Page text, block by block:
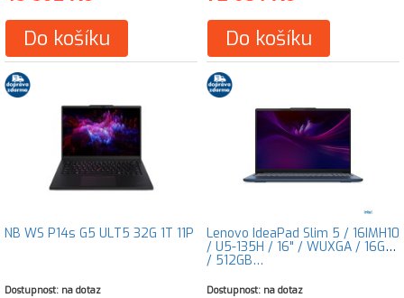
Do košíku Do košíku
NB WS P14s G5 ULT5 32G 1T 11P
Dostupnost: na dotaz
Lenovo IdeaPad Slim 5 / 16IMH10
/ U5-135H / 16" / WUXGA / 16GB
/ 512GB…
Dostupnost: na dotaz